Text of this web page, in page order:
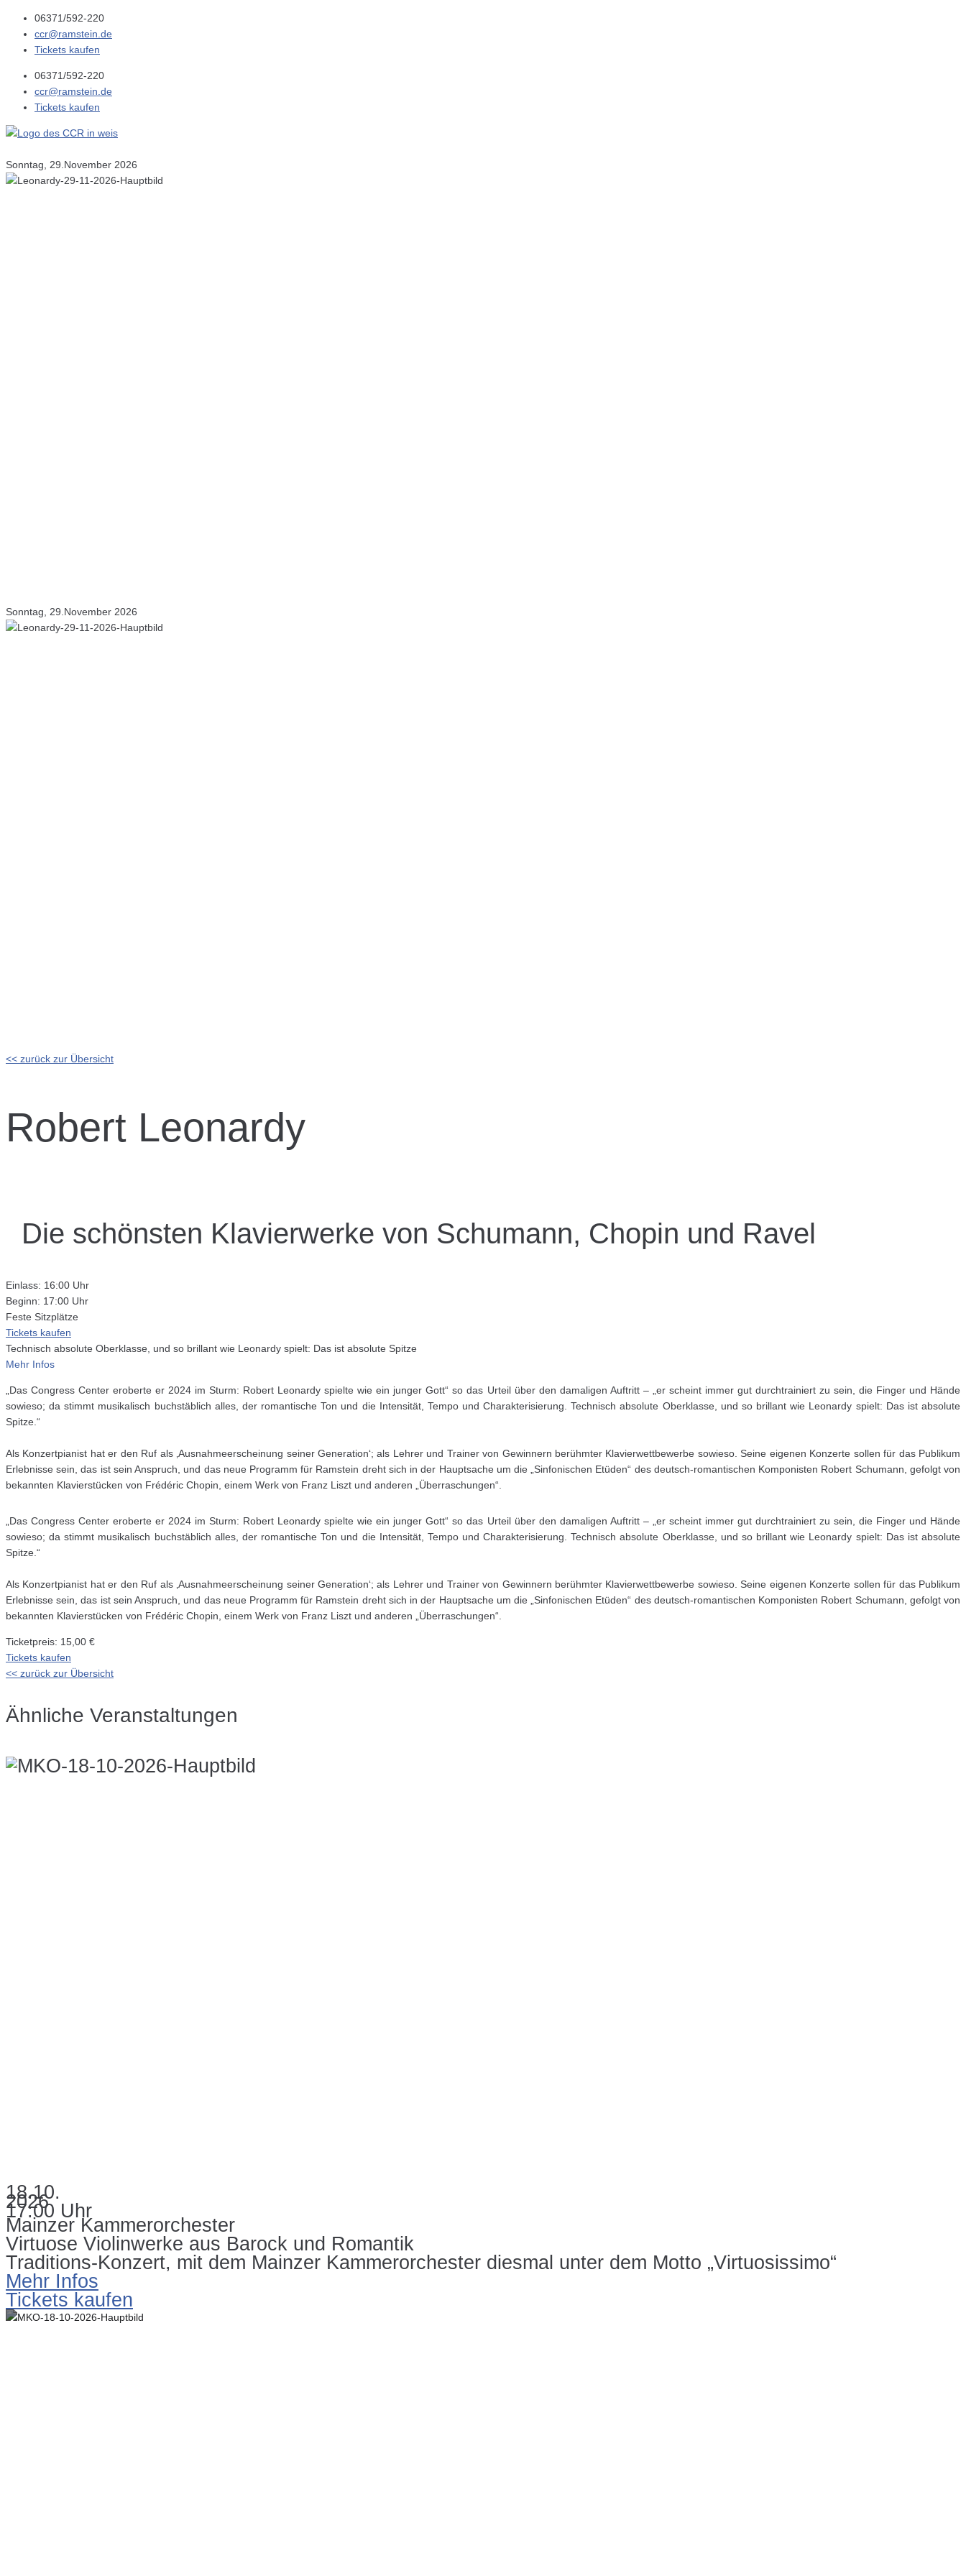
06371/592-220
ccr@ramstein.de
Tickets kaufen
06371/592-220
ccr@ramstein.de
Tickets kaufen
Sonntag, 29.November 2026
Sonntag, 29.November 2026
<< zurück zur Übersicht
Robert Leonardy
Die schönsten Klavierwerke von Schumann, Chopin und Ravel
Einlass: 16:00 Uhr
Beginn: 17:00 Uhr
Feste Sitzplätze
Tickets kaufen
Technisch absolute Oberklasse, und so brillant wie Leonardy spielt: Das ist absolute Spitze
Mehr Infos
„Das Congress Center eroberte er 2024 im Sturm: Robert Leonardy spielte wie ein junger Gott“ so das Urteil über den damaligen Auftritt – „er scheint immer gut durchtrainiert zu sein, die Finger und Hände
sowieso; da stimmt musikalisch buchstäblich alles, der romantische Ton und die Intensität, Tempo und Charakterisierung. Technisch absolute Oberklasse, und so brillant wie Leonardy spielt: Das ist absolute
Spitze.“
Als Konzertpianist hat er den Ruf als ‚Ausnahmeerscheinung seiner Generation‘; als Lehrer und Trainer von Gewinnern berühmter Klavierwettbewerbe sowieso. Seine eigenen Konzerte sollen für das Publikum
Erlebnisse sein, das ist sein Anspruch, und das neue Programm für Ramstein dreht sich in der Hauptsache um die „Sinfonischen Etüden“ des deutsch-romantischen Komponisten Robert Schumann, gefolgt von
bekannten Klavierstücken von Frédéric Chopin, einem Werk von Franz Liszt und anderen „Überraschungen“.
„Das Congress Center eroberte er 2024 im Sturm: Robert Leonardy spielte wie ein junger Gott“ so das Urteil über den damaligen Auftritt – „er scheint immer gut durchtrainiert zu sein, die Finger und Hände
sowieso; da stimmt musikalisch buchstäblich alles, der romantische Ton und die Intensität, Tempo und Charakterisierung. Technisch absolute Oberklasse, und so brillant wie Leonardy spielt: Das ist absolute
Spitze.“
Als Konzertpianist hat er den Ruf als ‚Ausnahmeerscheinung seiner Generation‘; als Lehrer und Trainer von Gewinnern berühmter Klavierwettbewerbe sowieso. Seine eigenen Konzerte sollen für das Publikum
Erlebnisse sein, das ist sein Anspruch, und das neue Programm für Ramstein dreht sich in der Hauptsache um die „Sinfonischen Etüden“ des deutsch-romantischen Komponisten Robert Schumann, gefolgt von
bekannten Klavierstücken von Frédéric Chopin, einem Werk von Franz Liszt und anderen „Überraschungen“.
Ticketpreis: 15,00 €
Tickets kaufen
<< zurück zur Übersicht
Ähnliche Veranstaltungen
18.10.
2026
17:00 Uhr
Mainzer Kammerorchester
Virtuose Violinwerke aus Barock und Romantik
Traditions-Konzert, mit dem Mainzer Kammerorchester diesmal unter dem Motto „Virtuosissimo“
Mehr Infos
Tickets kaufen